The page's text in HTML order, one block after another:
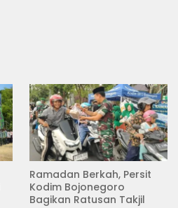
Ramadan Berkah, Persit
Kodim Bojonegoro
Bagikan Ratusan Takjil